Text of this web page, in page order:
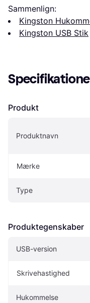
Sammenlign:
Kingston
Kingston USB Stik
Produkt
Produktnavn
Mærke
Type
Produktegenskaber
USB-version
Skrivehastighed
Hukommelse